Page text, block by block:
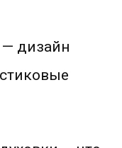
— дизайн